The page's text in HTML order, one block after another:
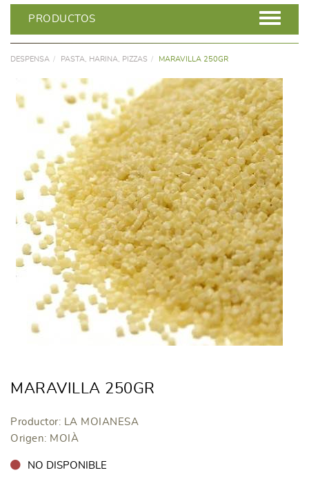
PRODUCTOS
DESPENSA PASTA, HARINA, PIZZAS MARAVILLA 250GR
MARAVILLA 250GR
Productor: LA MOIANESA
Origen: MOIÀ
NO DISPONIBLE